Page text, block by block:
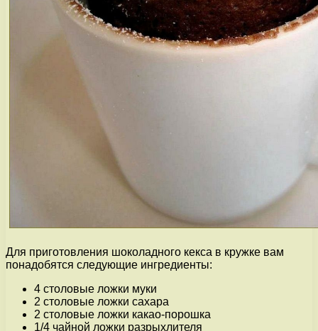
Для приготовления шоколадного кекса в кружке вам
понадобятся следующие ингредиенты:
4 столовые ложки муки
2 столовые ложки сахара
2 столовые ложки какао-порошка
1/4 чайной ложки разрыхлителя